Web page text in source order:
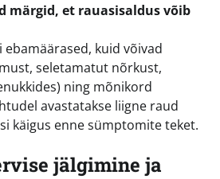
märgid, et rauasisaldus võib
kuid võivad
seletamatut nõrkust,
ning mõnikord
avastatakse liigne raud
käigus enne sümptomite teket.
jälgimine ja